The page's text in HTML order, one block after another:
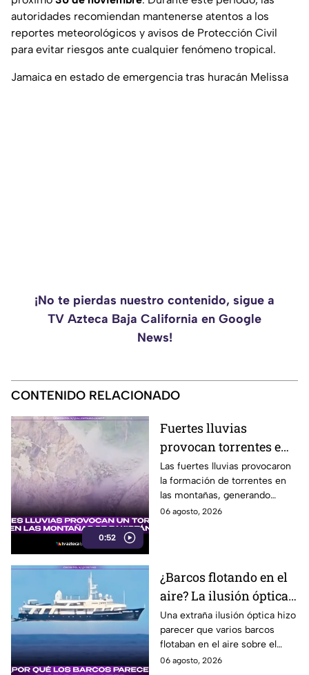
autoridades recomiendan mantenerse atentos a los
reportes meteorológicos y avisos de Protección Civil
para evitar riesgos ante cualquier fenómeno tropical.
Jamaica en estado de emergencia tras huracán Melissa
¡No te pierdas nuestro contenido, sigue a
TV Azteca Baja California en Google
News!
CONTENIDO RELACIONADO
0:52
Fuertes lluvias
provocan torrentes e
inundaciones en una
región montañosa
Las fuertes lluvias provocaron
la formación de torrentes en
las montañas, generando
inundaciones y afectaciones
06 agosto, 2026
¿Barcos flotando en el
aire? La ilusión óptica
que sorprendió a
usuarios en redes
sociales
Una extraña ilusión óptica hizo
parecer que varios barcos
flotaban en el aire sobre el
mar, pero el fenómeno fue
06 agosto, 2026